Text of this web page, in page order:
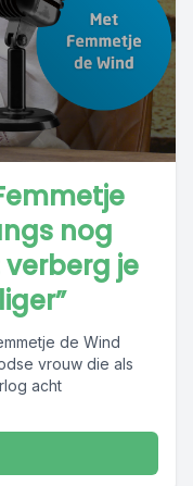
nog
je
de Wind
vrouw die als
acht